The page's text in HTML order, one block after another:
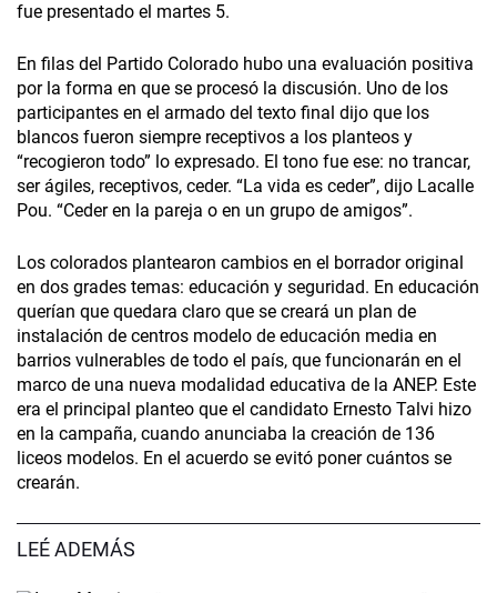
fue presentado el martes 5.
En filas del Partido Colorado hubo una evaluación positiva
por la forma en que se procesó la discusión. Uno de los
participantes en el armado del texto final dijo que los
blancos fueron siempre receptivos a los planteos y
“recogieron todo” lo expresado. El tono fue ese: no trancar,
ser ágiles, receptivos, ceder. “La vida es ceder”, dijo Lacalle
Pou. “Ceder en la pareja o en un grupo de amigos”.
Los colorados plantearon cambios en el borrador original
en dos grades temas: educación y seguridad. En educación
querían que quedara claro que se creará un plan de
instalación de centros modelo de educación media en
barrios vulnerables de todo el país, que funcionarán en el
marco de una nueva modalidad educativa de la ANEP. Este
era el principal planteo que el candidato Ernesto Talvi hizo
en la campaña, cuando anunciaba la creación de 136
liceos modelos. En el acuerdo se evitó poner cuántos se
crearán.
LEÉ ADEMÁS